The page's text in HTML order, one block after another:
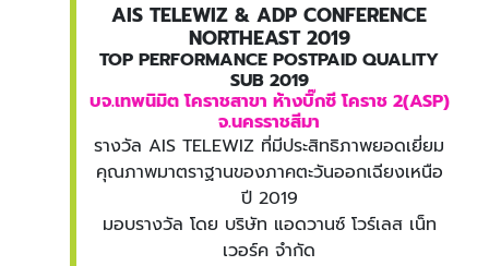
AIS TELEWIZ & ADP CONFERENCE
NORTHEAST 2019
TOP PERFORMANCE POSTPAID QUALITY
SUB 2019
บจ.เทพนิมิต โคราชสาขา ห้างบิ๊กซี โคราช 2(ASP)
จ.นครราชสีมา
รางวัล AIS TELEWIZ ที่มีประสิทธิภาพยอดเยี่ยม
คุณภาพมาตราฐานของภาคตะวันออกเฉียงเหนือ
ปี 2019
มอบรางวัล โดย บริษัท แอดวานซ์ โวร์เลส เน็ท
เวอร์ค จำกัด